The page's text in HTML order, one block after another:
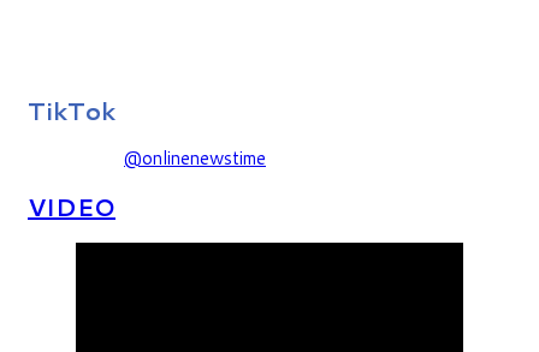
TikTok
@onlinenewstime
VIDEO